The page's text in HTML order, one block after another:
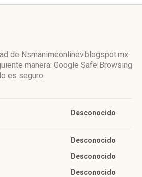
de Nsmanimeonlinev.blogspot.mx
manera: Google Safe Browsing
es seguro.
Desconocido
Desconocido
Desconocido
Desconocido